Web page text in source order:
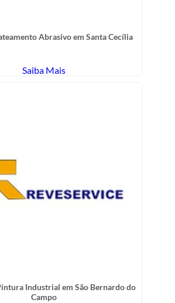
Abrasivo em Santa Cecília
Saiba Mais
Industrial em São Bernardo do
Campo